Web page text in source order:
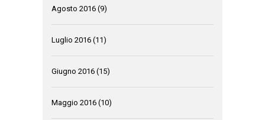
Agosto 2016 (9)
Luglio 2016 (11)
Giugno 2016 (15)
Maggio 2016 (10)